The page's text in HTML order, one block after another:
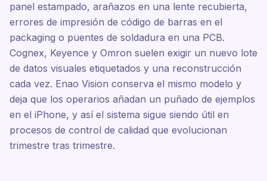
panel estampado, arañazos en una lente recubierta,
errores de impresión de código de barras en el
packaging o puentes de soldadura en una PCB.
Cognex, Keyence y Omron suelen exigir un nuevo lote
de datos visuales etiquetados y una reconstrucción
cada vez. Enao Vision conserva el mismo modelo y
deja que los operarios añadan un puñado de ejemplos
en el iPhone, y así el sistema sigue siendo útil en
procesos de control de calidad que evolucionan
trimestre tras trimestre.